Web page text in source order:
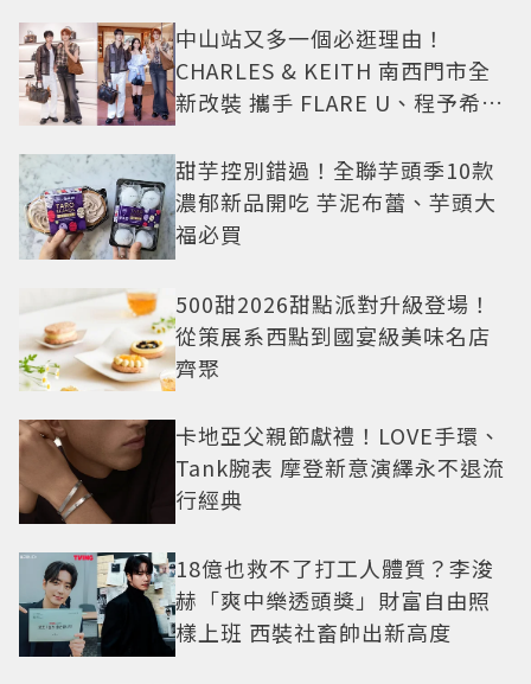
中山站又多一個必逛理由！
CHARLES & KEITH 南西門市全
新改裝 攜手 FLARE U、程予希演
甜芋控別錯過！全聯芋頭季10款
濃郁新品開吃 芋泥布蕾、芋頭大
福必買
500甜2026甜點派對升級登場！
從策展系西點到國宴級美味名店
齊聚
卡地亞父親節獻禮！LOVE手環、
Tank腕表 摩登新意演繹永不退流
行經典
18億也救不了打工人體質？李浚
赫「爽中樂透頭獎」財富自由照
樣上班 西裝社畜帥出新高度